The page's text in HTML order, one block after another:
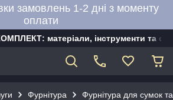
замовлень 1-2 дні з моменту
оплати
матеріали, інструменти та
Фурнітура Фурнітура для сумок